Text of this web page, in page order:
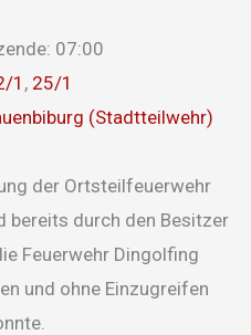
07:00
1 , 25/1
(Stadtteilwehr)
der Ortsteilfeuerwehr
bereits durch den Besitzer
Feuerwehr Dingolfing
und ohne Einzugreifen